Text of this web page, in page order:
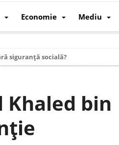
Economie Mediu
siguranță socială?
lumii și rivalul economic al
pe care România o simte, nu o
bin